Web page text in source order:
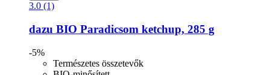
3.0 (1)
dazu BIO Paradicsom ketchup, 285 g
-5%
Természetes összetevők